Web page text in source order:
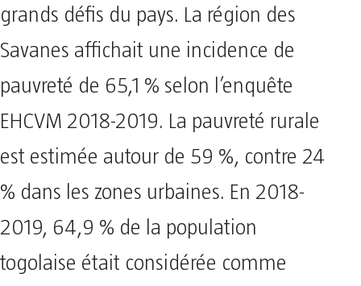
grands défis du pays. La région des
Savanes affichait une incidence de
pauvreté de 65,1 % selon l’enquête
EHCVM 2018-2019. La pauvreté rurale
est estimée autour de 59 %, contre 24
% dans les zones urbaines. En 2018-
2019, 64,9 % de la population
togolaise était considérée comme